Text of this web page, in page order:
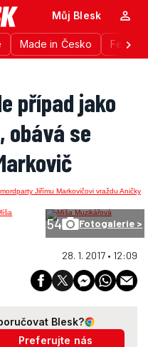
Made in Česko
Můj Blesk
případ jako
obává se
54 Fotogalerie >
28. 1. 2017 • 12:09
Blesk?
Preferujte nás